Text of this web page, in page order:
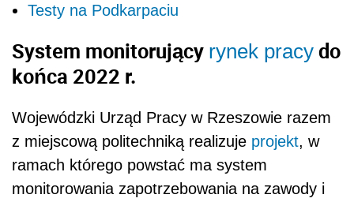
Testy na Podkarpaciu
System monitorujący rynek pracy do
końca 2022 r.
Wojewódzki Urząd Pracy w Rzeszowie razem
z miejscową politechniką realizuje projekt, w
ramach którego powstać ma system
monitorowania zapotrzebowania na zawody i